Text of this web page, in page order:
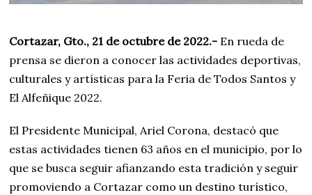
Cortazar, Gto., 21 de octubre de 2022.- En rueda de
prensa se dieron a conocer las actividades deportivas,
culturales y artísticas para la Feria de Todos Santos y
El Alfeñique 2022.
El Presidente Municipal, Ariel Corona, destacó que
estas actividades tienen 63 años en el municipio, por lo
que se busca seguir afianzando esta tradición y seguir
promoviendo a Cortazar como un destino turístico,